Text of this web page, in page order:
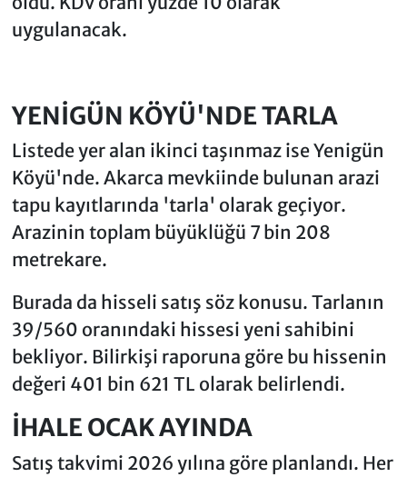
uygulanacak.
YENİGÜN KÖYÜ'NDE TARLA
Listede yer alan ikinci taşınmaz ise Yenigün
Köyü'nde. Akarca mevkiinde bulunan arazi
tapu kayıtlarında 'tarla' olarak geçiyor.
Arazinin toplam büyüklüğü 7 bin 208
metrekare.
Burada da hisseli satış söz konusu. Tarlanın
39/560 oranındaki hissesi yeni sahibini
bekliyor. Bilirkişi raporuna göre bu hissenin
değeri 401 bin 621 TL olarak belirlendi.
İHALE OCAK AYINDA
Satış takvimi 2026 yılına göre planlandı. Her